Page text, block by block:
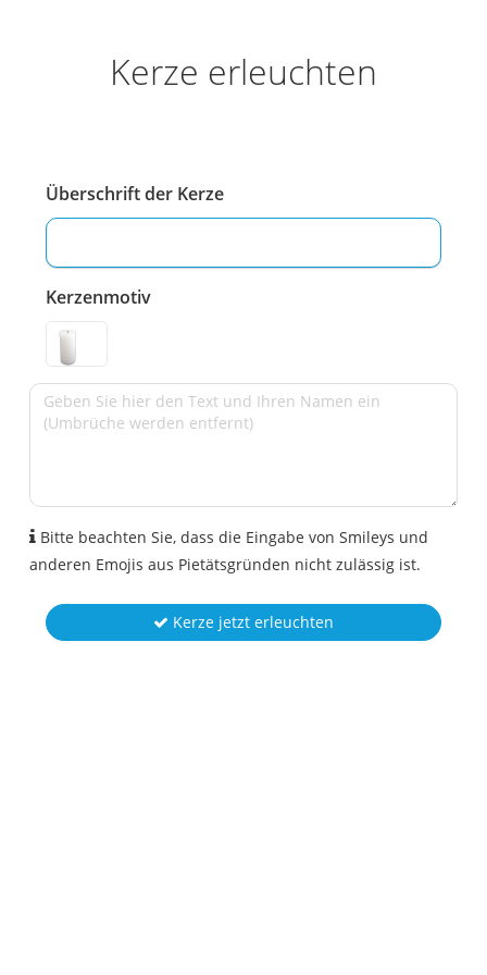
Kerze erleuchten
Überschrift der Kerze
Kerzenmotiv
Bitte beachten Sie, dass die Eingabe von Smileys und
anderen Emojis aus Pietätsgründen nicht zulässig ist.
Kerze jetzt erleuchten